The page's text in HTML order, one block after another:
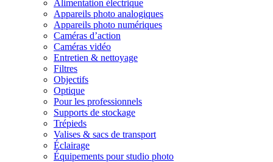
Alimentation électrique
Appareils photo analogiques
Appareils photo numériques
Caméras d’action
Caméras vidéo
Entretien & nettoyage
Filtres
Objectifs
Optique
Pour les professionnels
Supports de stockage
Trépieds
Valises & sacs de transport
Éclairage
Équipements pour studio photo